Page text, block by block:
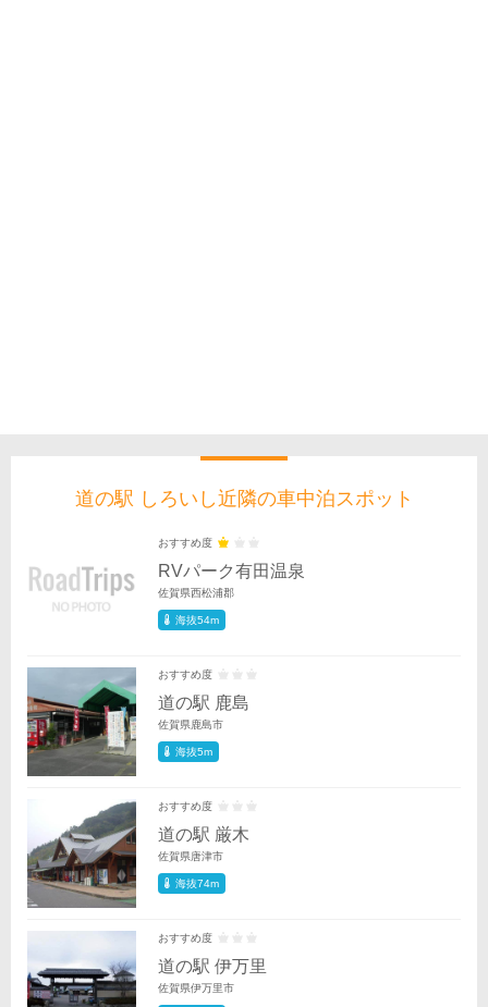
道の駅 しろいし近隣の車中泊スポット
おすすめ度
RVパーク有田温泉
佐賀県西松浦郡
海抜54m
おすすめ度
道の駅 鹿島
佐賀県鹿島市
海抜5m
おすすめ度
道の駅 厳木
佐賀県唐津市
海抜74m
おすすめ度
道の駅 伊万里
佐賀県伊万里市